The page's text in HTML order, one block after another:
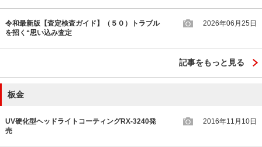
令和最新版【査定検査ガイド】（５０）トラブル
を招く“思い込み査定
2026年06月25日
記事をもっと見る
板金
UV硬化型ヘッドライトコーティングRX-3240発
売
2016年11月10日